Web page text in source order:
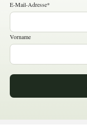
E-Mail-Adresse*
Vorname